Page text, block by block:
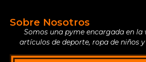
Sobre Nosotros
Somos una pyme encargada en la
artículos de deporte, ropa de niños